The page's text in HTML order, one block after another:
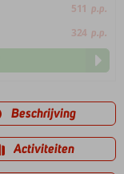
511 p.p.
324 p.p.
Beschrijving
Activiteiten